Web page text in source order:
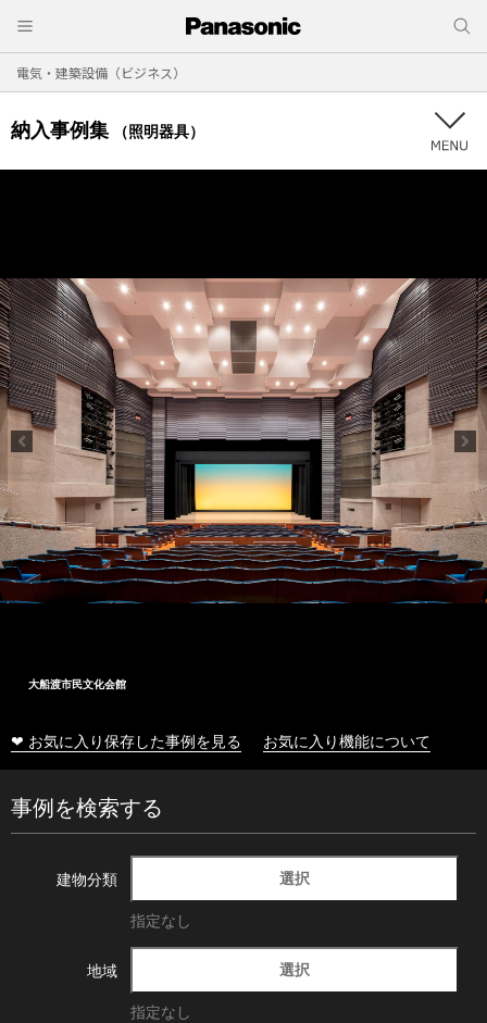
電気・建築設備（ビジネス）
納入事例集 （照明器具）
大船渡市民文化会館
❤ お気に入り保存した事例を見る お気に入り機能について
事例を検索する
建物分類 選択
指定なし
地域 選択
指定なし